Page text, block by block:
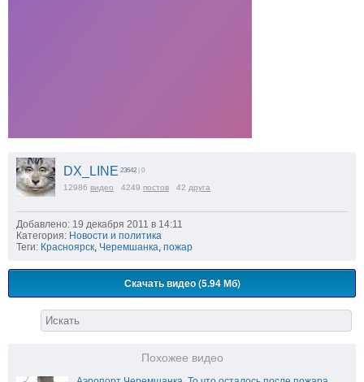
DX_LINE 23642 | 0
12986 видео 4249 постов 42 друга
Добавлено: 19 декабря 2011 в 14:11
Категория: Новости и политика
Теги: Красноярск Черемшанка пожар
Скачать видео (5.94 Мб)
Похожее видео